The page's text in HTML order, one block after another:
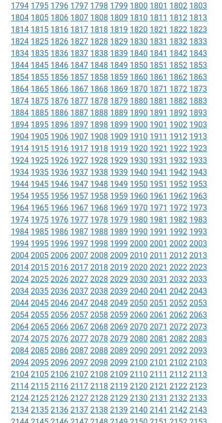
1794 1795 1796 1797 1798 1799 1800 1801 1802 1803
1804 1805 1806 1807 1808 1809 1810 1811 1812 1813
1814 1815 1816 1817 1818 1819 1820 1821 1822 1823
1824 1825 1826 1827 1828 1829 1830 1831 1832 1833
1834 1835 1836 1837 1838 1839 1840 1841 1842 1843
1844 1845 1846 1847 1848 1849 1850 1851 1852 1853
1854 1855 1856 1857 1858 1859 1860 1861 1862 1863
1864 1865 1866 1867 1868 1869 1870 1871 1872 1873
1874 1875 1876 1877 1878 1879 1880 1881 1882 1883
1884 1885 1886 1887 1888 1889 1890 1891 1892 1893
1894 1895 1896 1897 1898 1899 1900 1901 1902 1903
1904 1905 1906 1907 1908 1909 1910 1911 1912 1913
1914 1915 1916 1917 1918 1919 1920 1921 1922 1923
1924 1925 1926 1927 1928 1929 1930 1931 1932 1933
1934 1935 1936 1937 1938 1939 1940 1941 1942 1943
1944 1945 1946 1947 1948 1949 1950 1951 1952 1953
1954 1955 1956 1957 1958 1959 1960 1961 1962 1963
1964 1965 1966 1967 1968 1969 1970 1971 1972 1973
1974 1975 1976 1977 1978 1979 1980 1981 1982 1983
1984 1985 1986 1987 1988 1989 1990 1991 1992 1993
1994 1995 1996 1997 1998 1999 2000 2001 2002 2003
2004 2005 2006 2007 2008 2009 2010 2011 2012 2013
2014 2015 2016 2017 2018 2019 2020 2021 2022 2023
2024 2025 2026 2027 2028 2029 2030 2031 2032 2033
2034 2035 2036 2037 2038 2039 2040 2041 2042 2043
2044 2045 2046 2047 2048 2049 2050 2051 2052 2053
2054 2055 2056 2057 2058 2059 2060 2061 2062 2063
2064 2065 2066 2067 2068 2069 2070 2071 2072 2073
2074 2075 2076 2077 2078 2079 2080 2081 2082 2083
2084 2085 2086 2087 2088 2089 2090 2091 2092 2093
2094 2095 2096 2097 2098 2099 2100 2101 2102 2103
2104 2105 2106 2107 2108 2109 2110 2111 2112 2113
2114 2115 2116 2117 2118 2119 2120 2121 2122 2123
2124 2125 2126 2127 2128 2129 2130 2131 2132 2133
2134 2135 2136 2137 2138 2139 2140 2141 2142 2143